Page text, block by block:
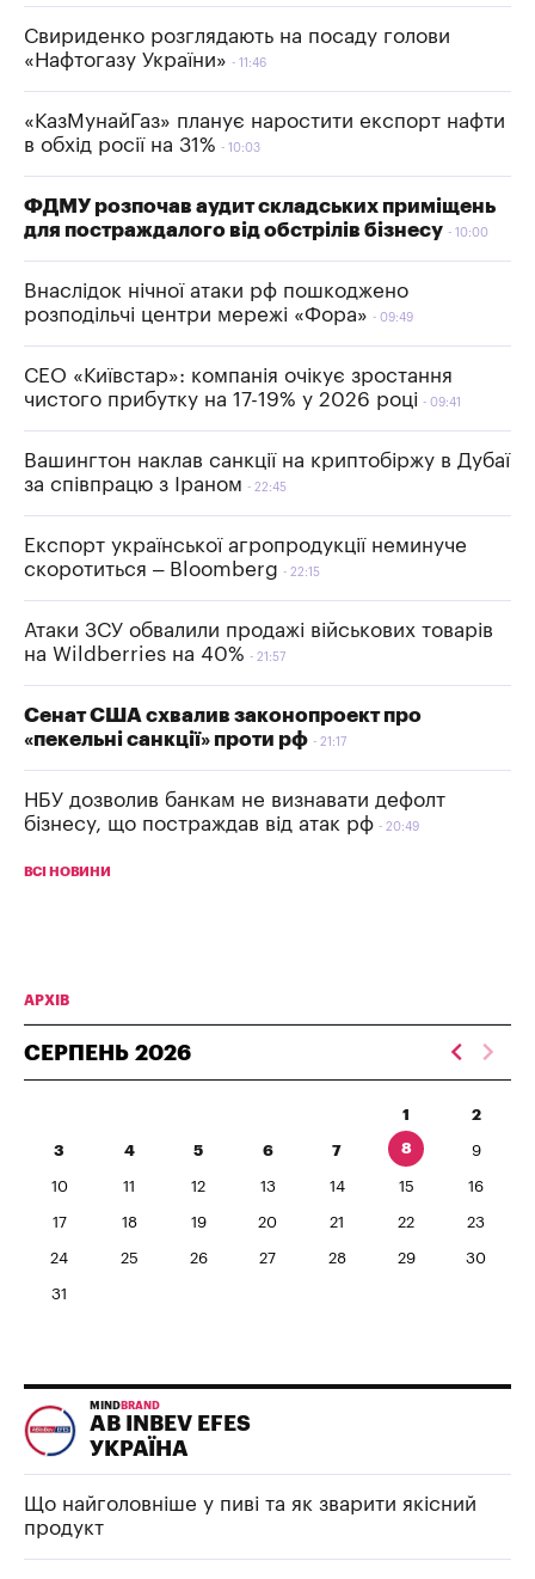
Свириденко розглядають на посаду голови
«Нафтогазу України»
11:46
«КазМунайГаз» планує наростити експорт нафти
в обхід росії на 31%
10:03
ФДМУ розпочав аудит складських приміщень
для постраждалого від обстрілів бізнесу
10:00
Внаслідок нічної атаки рф пошкоджено
розподільчі центри мережі «Фора»
09:49
СЕО «Київстар»: компанія очікує зростання
чистого прибутку на 17-19% у 2026 році
09:41
Вашингтон наклав санкції на криптобіржу в Дубаї
за співпрацю з Іраном
22:45
Експорт української агропродукції неминуче
скоротиться – Bloomberg
22:15
Атаки ЗСУ обвалили продажі військових товарів
на Wildberries на 40%
21:57
Сенат США схвалив законопроект про
«пекельні санкції» проти рф
21:17
НБУ дозволив банкам не визнавати дефолт
бізнесу, що постраждав від атак рф
20:49
ВСІ НОВИНИ
АРХІВ
СЕРПЕНЬ 2026
1 2
3 4 5 6 7 8 9
10 11 12 13 14 15 16
17 18 19 20 21 22 23
24 25 26 27 28 29 30
31
MIND BRAND
AB INBEV EFES
УКРАЇНА
Що найголовніше у пиві та як зварити якісний
продукт